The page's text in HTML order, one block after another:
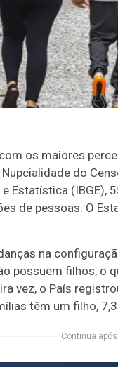
os maiores
do
Estatística (IBGE),
de pessoas. O
na
possuem filhos, o
vez, o País
têm um filho,
Continua